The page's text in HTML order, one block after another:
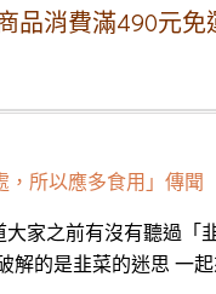
費滿490元免運費
，所以應多食用」傳聞
家之前有沒有聽過「
的是韭菜的迷思 一